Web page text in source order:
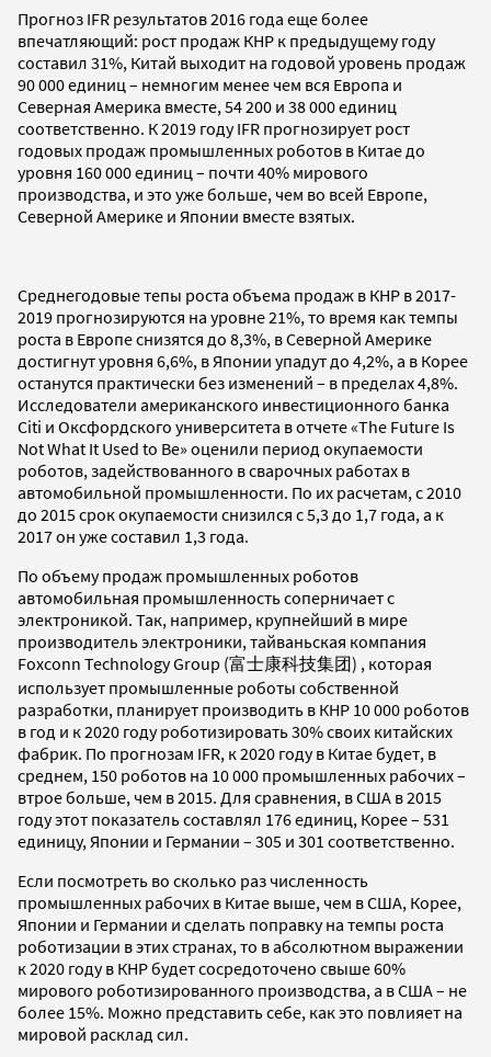
Прогноз IFR результатов 2016 года еще более
впечатляющий: рост продаж КНР к предыдущему году
составил 31%, Китай выходит на годовой уровень продаж
90 000 единиц – немногим менее чем вся Европа и
Северная Америка вместе, 54 200 и 38 000 единиц
соответственно. К 2019 году IFR прогнозирует рост
годовых продаж промышленных роботов в Китае до
уровня 160 000 единиц – почти 40% мирового
производства, и это уже больше, чем во всей Европе,
Северной Америке и Японии вместе взятых.
Среднегодовые тепы роста объема продаж в КНР в 2017-
2019 прогнозируются на уровне 21%, то время как темпы
роста в Европе снизятся до 8,3%, в Северной Америке
достигнут уровня 6,6%, в Японии упадут до 4,2%, а в Корее
останутся практически без изменений – в пределах 4,8%.
Исследователи американского инвестиционного банка
Citi и Оксфордского университета в отчете «The Future Is
Not What It Used to Be» оценили период окупаемости
роботов, задействованного в сварочных работах в
автомобильной промышленности. По их расчетам, с 2010
до 2015 срок окупаемости снизился с 5,3 до 1,7 года, а к
2017 он уже составил 1,3 года.
По объему продаж промышленных роботов
автомобильная промышленность соперничает с
электроникой. Так, например, крупнейший в мире
производитель электроники, тайваньская компания
Foxconn Technology Group (富士康科技集团) , которая
использует промышленные роботы собственной
разработки, планирует производить в КНР 10 000 роботов
в год и к 2020 году роботизировать 30% своих китайских
фабрик. По прогнозам IFR, к 2020 году в Китае будет, в
среднем, 150 роботов на 10 000 промышленных рабочих –
втрое больше, чем в 2015. Для сравнения, в США в 2015
году этот показатель составлял 176 единиц, Корее – 531
единицу, Японии и Германии – 305 и 301 соответственно.
Если посмотреть во сколько раз численность
промышленных рабочих в Китае выше, чем в США, Корее,
Японии и Германии и сделать поправку на темпы роста
роботизации в этих странах, то в абсолютном выражении
к 2020 году в КНР будет сосредоточено свыше 60%
мирового роботизированного производства, а в США – не
более 15%. Можно представить себе, как это повлияет на
мировой расклад сил.